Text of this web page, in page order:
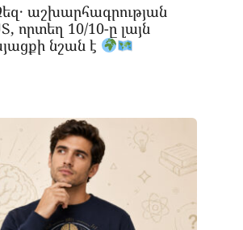
աշխարհագրության
որտեղ 10/10-ը լայն
նշան է